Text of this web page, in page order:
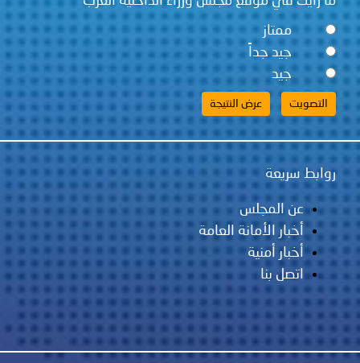
ممتاز
جيد جداً
جيد
روابط سريعة
عن المجلس
أخبار الأمانة العامة
أخبار أمنية
اتصل بنا